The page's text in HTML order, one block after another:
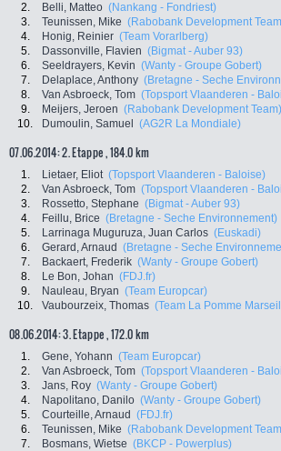
2.
Belli, Matteo (Nankang - Fondriest)
3.
Teunissen, Mike (Rabobank Development
4.
Honig, Reinier (Team Vorarlberg)
5.
Dassonville, Flavien (Bigmat - Auber 93)
6.
Seeldrayers, Kevin (Wanty - Groupe Gobert)
7.
Delaplace, Anthony (Bretagne - Seche
8.
Van Asbroeck, Tom (Topsport Vlaanderen -
9.
Meijers, Jeroen (Rabobank Development Team)
10.
Dumoulin, Samuel (AG2R La Mondiale)
07.06.2014: 2. Etappe , 184.0 km
1. Lietaer, Eliot (Topsport Vlaanderen - Baloise)
2.
Van Asbroeck, Tom (Topsport Vlaanderen -
3.
Rossetto, Stephane (Bigmat - Auber 93)
4.
Feillu, Brice (Bretagne - Seche Environnement)
5.
Larrinaga Muguruza, Juan Carlos (Euskadi)
6.
Gerard, Arnaud (Bretagne - Seche
7.
Backaert, Frederik (Wanty - Groupe Gobert)
8.
Le Bon, Johan (FDJ.fr)
9.
Nauleau, Bryan (Team Europcar)
10.
Vaubourzeix, Thomas (Team La Pomme
08.06.2014: 3. Etappe , 172.0 km
1. Gene, Yohann (Team Europcar)
2.
Van Asbroeck, Tom (Topsport Vlaanderen -
3.
Jans, Roy (Wanty - Groupe Gobert)
4.
Napolitano, Danilo (Wanty - Groupe Gobert)
5.
Courteille, Arnaud (FDJ.fr)
6.
Teunissen, Mike (Rabobank Development
7.
Bosmans, Wietse (BKCP - Powerplus)
Facebook
Twitter
Newsletter: